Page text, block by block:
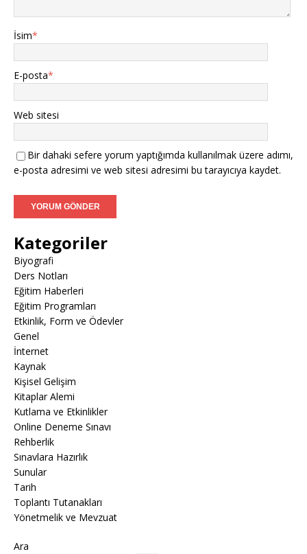
İsim*
E-posta*
Web sitesi
Bir dahaki sefere yorum yaptığımda kullanılmak üzere adımı,
e-posta adresimi ve web sitesi adresimi bu tarayıcıya kaydet.
Kategoriler
Biyografi
Ders Notları
Eğitim Haberleri
Eğitim Programları
Etkinlik, Form ve Ödevler
Genel
İnternet
Kaynak
Kişisel Gelişim
Kitaplar Alemi
Kutlama ve Etkinlikler
Online Deneme Sınavı
Rehberlik
Sınavlara Hazırlık
Sunular
Tarih
Toplantı Tutanakları
Yönetmelik ve Mevzuat
Ara